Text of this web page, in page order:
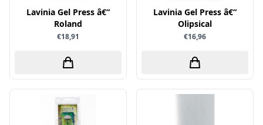
Collall
hobbygros
Joep by Carla
Kleurlab
Olba
Pan Pastel
Simple and Basic
Lavinia Gel Press â€“
Roland
€18,91
Lavinia Gel Press â€“
Olipsical
€16,96